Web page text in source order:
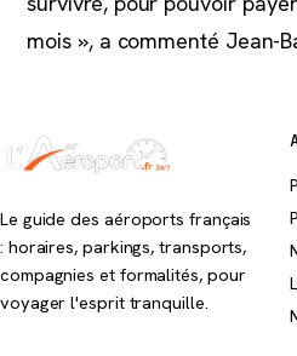
mois », a commenté Jean-
Le guide des aéroports français
: horaires, parkings, transports,
compagnies et formalités, pour
voyager l'esprit tranquille.